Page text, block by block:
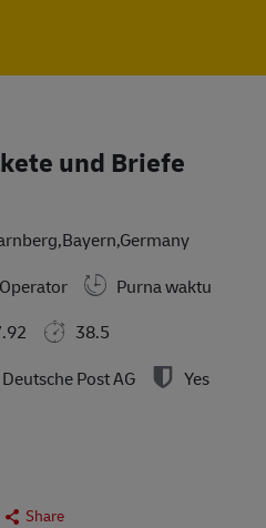
und Briefe
Operator
Purna waktu
38.5
Deutsche Post AG Yes
Share